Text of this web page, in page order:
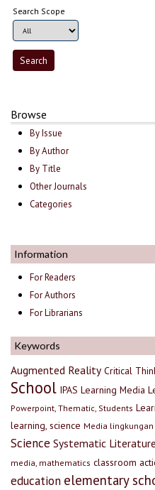
Search Scope
Browse
By Issue
By Author
By Title
Other Journals
Categories
Information
For Readers
For Authors
For Librarians
Keywords
Augmented Reality Critical
School IPAS Learning Media
Powerpoint, Thematic, Students
learning, science Media lingkungan
Science Systematic
media, mathematics classroom
education elementary